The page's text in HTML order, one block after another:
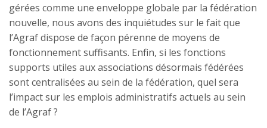
gérées comme une enveloppe globale par la fédération
nouvelle, nous avons des inquiétudes sur le fait que
l’Agraf dispose de façon pérenne de moyens de
fonctionnement suffisants. Enfin, si les fonctions
supports utiles aux associations désormais fédérées
sont centralisées au sein de la fédération, quel sera
l’impact sur les emplois administratifs actuels au sein
de l’Agraf ?